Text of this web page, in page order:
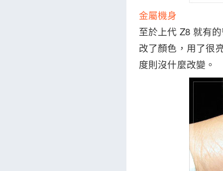
金屬機身
至於上代 Z8 就有
改了顏色，用了很
度則沒什麼改變。